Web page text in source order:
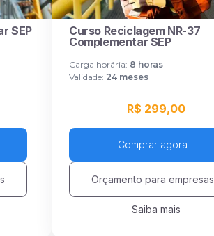
SEP
Curso Reciclagem NR-37
Complementar SEP
Carga horária: 8 horas
Validade: 24 meses
R$ 299,00
Comprar agora
Orçamento para empresas
Saiba mais